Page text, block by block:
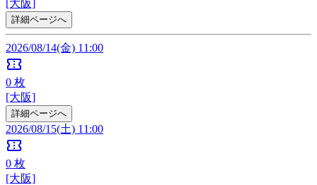
[大阪]
詳細ページへ
2026/08/14(金) 11:00
confirmation_number
0 枚
[大阪]
詳細ページへ
2026/08/15(土) 11:00
confirmation_number
0 枚
[大阪]